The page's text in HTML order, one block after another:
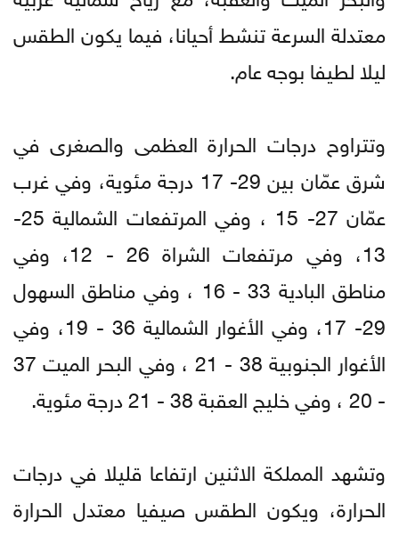
معتدلة السرعة تنشط أحيانا، فيما يكون الطقس
ليلا لطيفا بوجه عام.
وتتراوح درجات الحرارة العظمى والصغرى في
شرق عمّان بين 29- 17 درجة مئوية، وفي غرب
عمّان 27- 15 ، وفي المرتفعات الشمالية 25-
13، وفي مرتفعات الشراة 26 - 12، وفي
مناطق البادية 33 - 16 ، وفي مناطق السهول
29- 17، وفي الأغوار الشمالية 36 - 19، وفي
الأغوار الجنوبية 38 - 21 ، وفي البحر الميت 37
- 20 ، وفي خليج العقبة 38 - 21 درجة مئوية.
وتشهد المملكة الاثنين ارتفاعا قليلا في درجات
الحرارة، ويكون الطقس صيفيا معتدل الحرارة